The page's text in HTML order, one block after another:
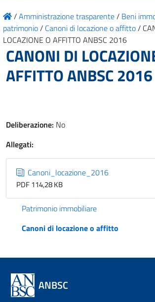
/Amministrazione trasparente/ Beni
patrimonio/ Canoni di locazione o affitto/
LOCAZIONE O AFFITTO ANBSC 2016
CANONI DI
AFFITTO ANBSC 2016
Deliberazione: No
Allegati:
Canoni_locazione_2016
PDF 114,28 KB
Patrimonio immobiliare
Canoni di locazione o affitto
ANBSC